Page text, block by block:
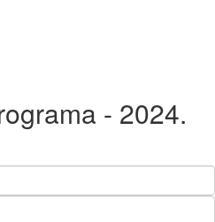
- 2024.